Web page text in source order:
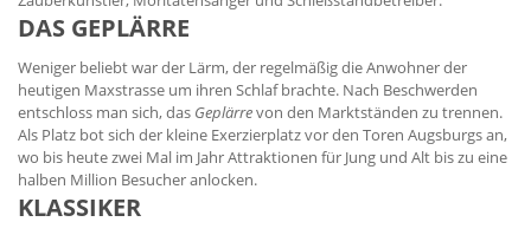
DAS GEPLÄRRE
Weniger beliebt war der Lärm, der regelmäßig die Anwohner der
heutigen Maxstrasse um ihren Schlaf brachte. Nach Beschwerden
entschloss man sich, das Geplärrevon den Marktständen zu trennen.
Als Platz bot sich der kleine Exerzierplatz vor den Toren Augsburgs an,
wo bis heute zwei Mal im Jahr Attraktionen für Jung und Alt bis zu eine
halben Million Besucher anlocken.
KLASSIKER